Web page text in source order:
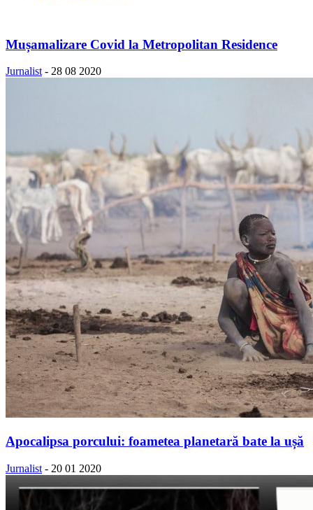
Mușamalizare Covid la Metropolitan Residence
Jurnalist - 28 08 2020
Apocalipsa porcului: foametea planetară bate la ușă
Jurnalist - 20 01 2020